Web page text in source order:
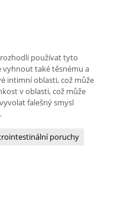
používat tyto
vyhnout také těsnému a
intimní oblasti, což může
v oblasti, což může
falešný smysl
poruchy